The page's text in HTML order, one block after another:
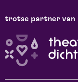
trotse partner van